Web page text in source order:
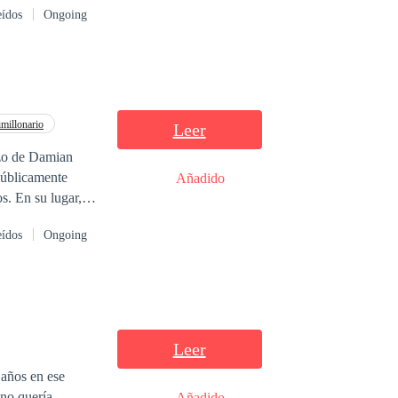
que se
Ongoing
de Damian
En su lugar,
Siete
se parecía
para
Ongoing
Leer
Añadido
en ese
Leer